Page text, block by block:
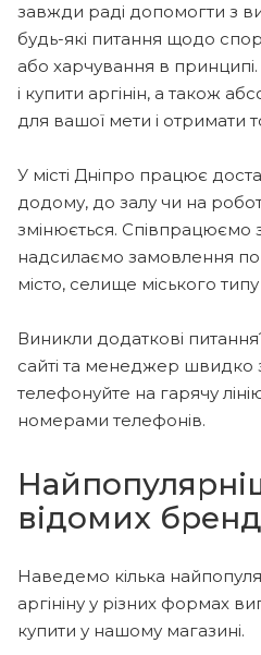
завжди раді допомогти з
будь-які питання щодо
або харчування в
і купити аргінін, а також
для вашої мети і отримати
У місті Дніпро працює
додому, до залу чи на
змінюється.
надсилаємо замовлення по
місто, селище міського
Виникли додаткові
сайті та менеджер швидко
телефонуйте на гарячу
номерами телефонів.
відомих
Наведемо кілька
аргініну у різних формах
купити у нашому магазині.